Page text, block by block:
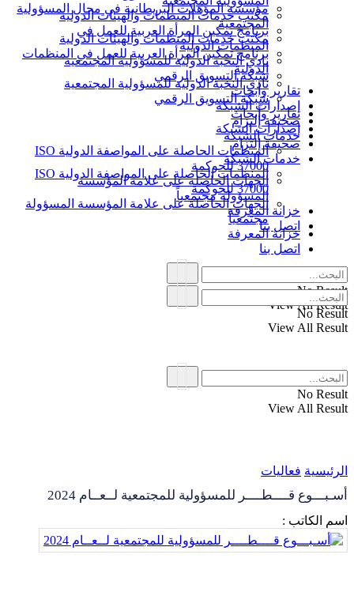
مكتب خدمات المنظمات والهيئات الدولية
برنامج تمكين المرأة العربية للعمل في
المنظمات الدولية
نادي النخبة الدولية للمسؤولية المجتمعية
شبكة التسويق الرقمي
تقارير وأبحاث
إصدارات الشبكة
صحيفة إلتزام
خدمات الشبكة
المنظمات الحاصلة على المواصفة الدولية ISO
37000 للحوكمة
الجهات الحاصلة على علامة المؤسسة
المسؤولة مجتمعياً
خزانة المعرفة
اتصل بنا
No Result
View All Result
مؤسسة المؤهلات البريطانية في مجال المسؤولية
المجتمعية
مكتب خدمات المنظمات والهيئات الدولية
برنامج تمكين المرأة العربية للعمل في المنظمات
الدولية
نادي النخبة الدولية للمسؤولية المجتمعية
شبكة التسويق الرقمي
تقارير وأبحاث
إصدارات الشبكة
صحيفة إلتزام
خدمات الشبكة
المنظمات الحاصلة على المواصفة الدولية ISO
37000 للحوكمة
الجهات الحاصلة على علامة المؤسسة المسؤولة
مجتمعياً
خزانة المعرفة
اتصل بنا
No Result
View All Result
No Result
View All Result
الرئيسية فعاليات
أسـبـــوع قــــطــــر للمسؤولية للمجتمعية لــعــام 2024
اسم الكاتب :